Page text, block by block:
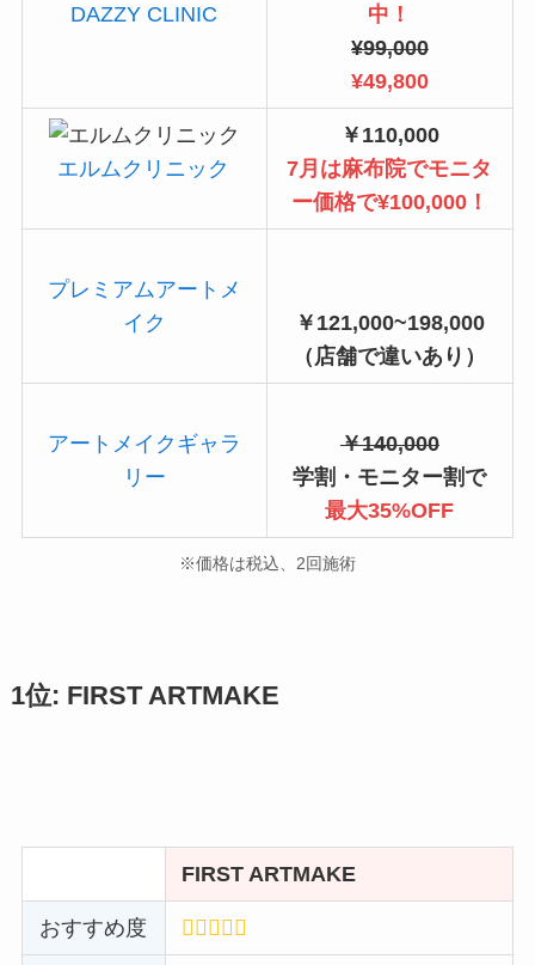
DAZZY CLINIC
中！
¥99,000
¥49,800
エルムクリニック
￥110,000
7月は麻布院でモニタ
ー価格で¥100,000！
プレミアムアートメ
イク
￥121,000~198,000
（店舗で違いあり）
アートメイクギャラ
リー
￥140,000
学割・モニター割で
最大35%OFF
※価格は税込、2回施術
1位: FIRST ARTMAKE
FIRST ARTMAKE
おすすめ度